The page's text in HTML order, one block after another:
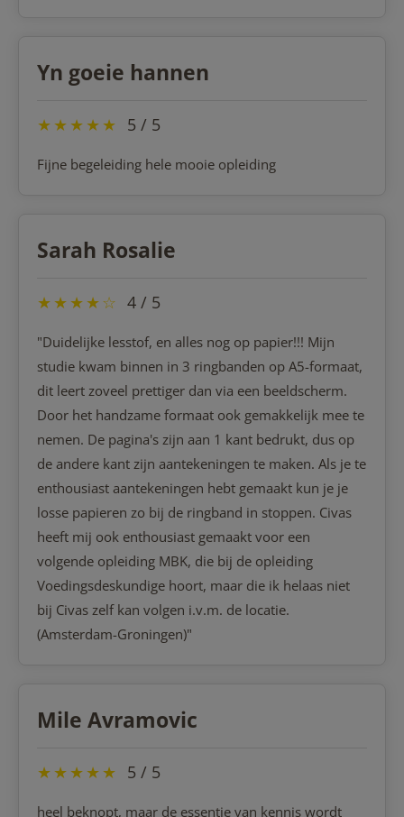
Yn goeie hannen
★★★★★ 5 / 5
Fijne begeleiding hele mooie opleiding
Sarah Rosalie
★★★★☆ 4 / 5
"Duidelijke lesstof, en alles nog op papier!!! Mijn
studie kwam binnen in 3 ringbanden op A5-formaat,
dit leert zoveel prettiger dan via een beeldscherm.
Door het handzame formaat ook gemakkelijk mee te
nemen. De pagina's zijn aan 1 kant bedrukt, dus op
de andere kant zijn aantekeningen te maken. Als je te
enthousiast aantekeningen hebt gemaakt kun je je
losse papieren zo bij de ringband in stoppen. Civas
heeft mij ook enthousiast gemaakt voor een
volgende opleiding MBK, die bij de opleiding
Voedingsdeskundige hoort, maar die ik helaas niet
bij Civas zelf kan volgen i.v.m. de locatie.
(Amsterdam-Groningen)"
Mile Avramovic
★★★★★ 5 / 5
heel beknopt, maar de essentie van kennis wordt